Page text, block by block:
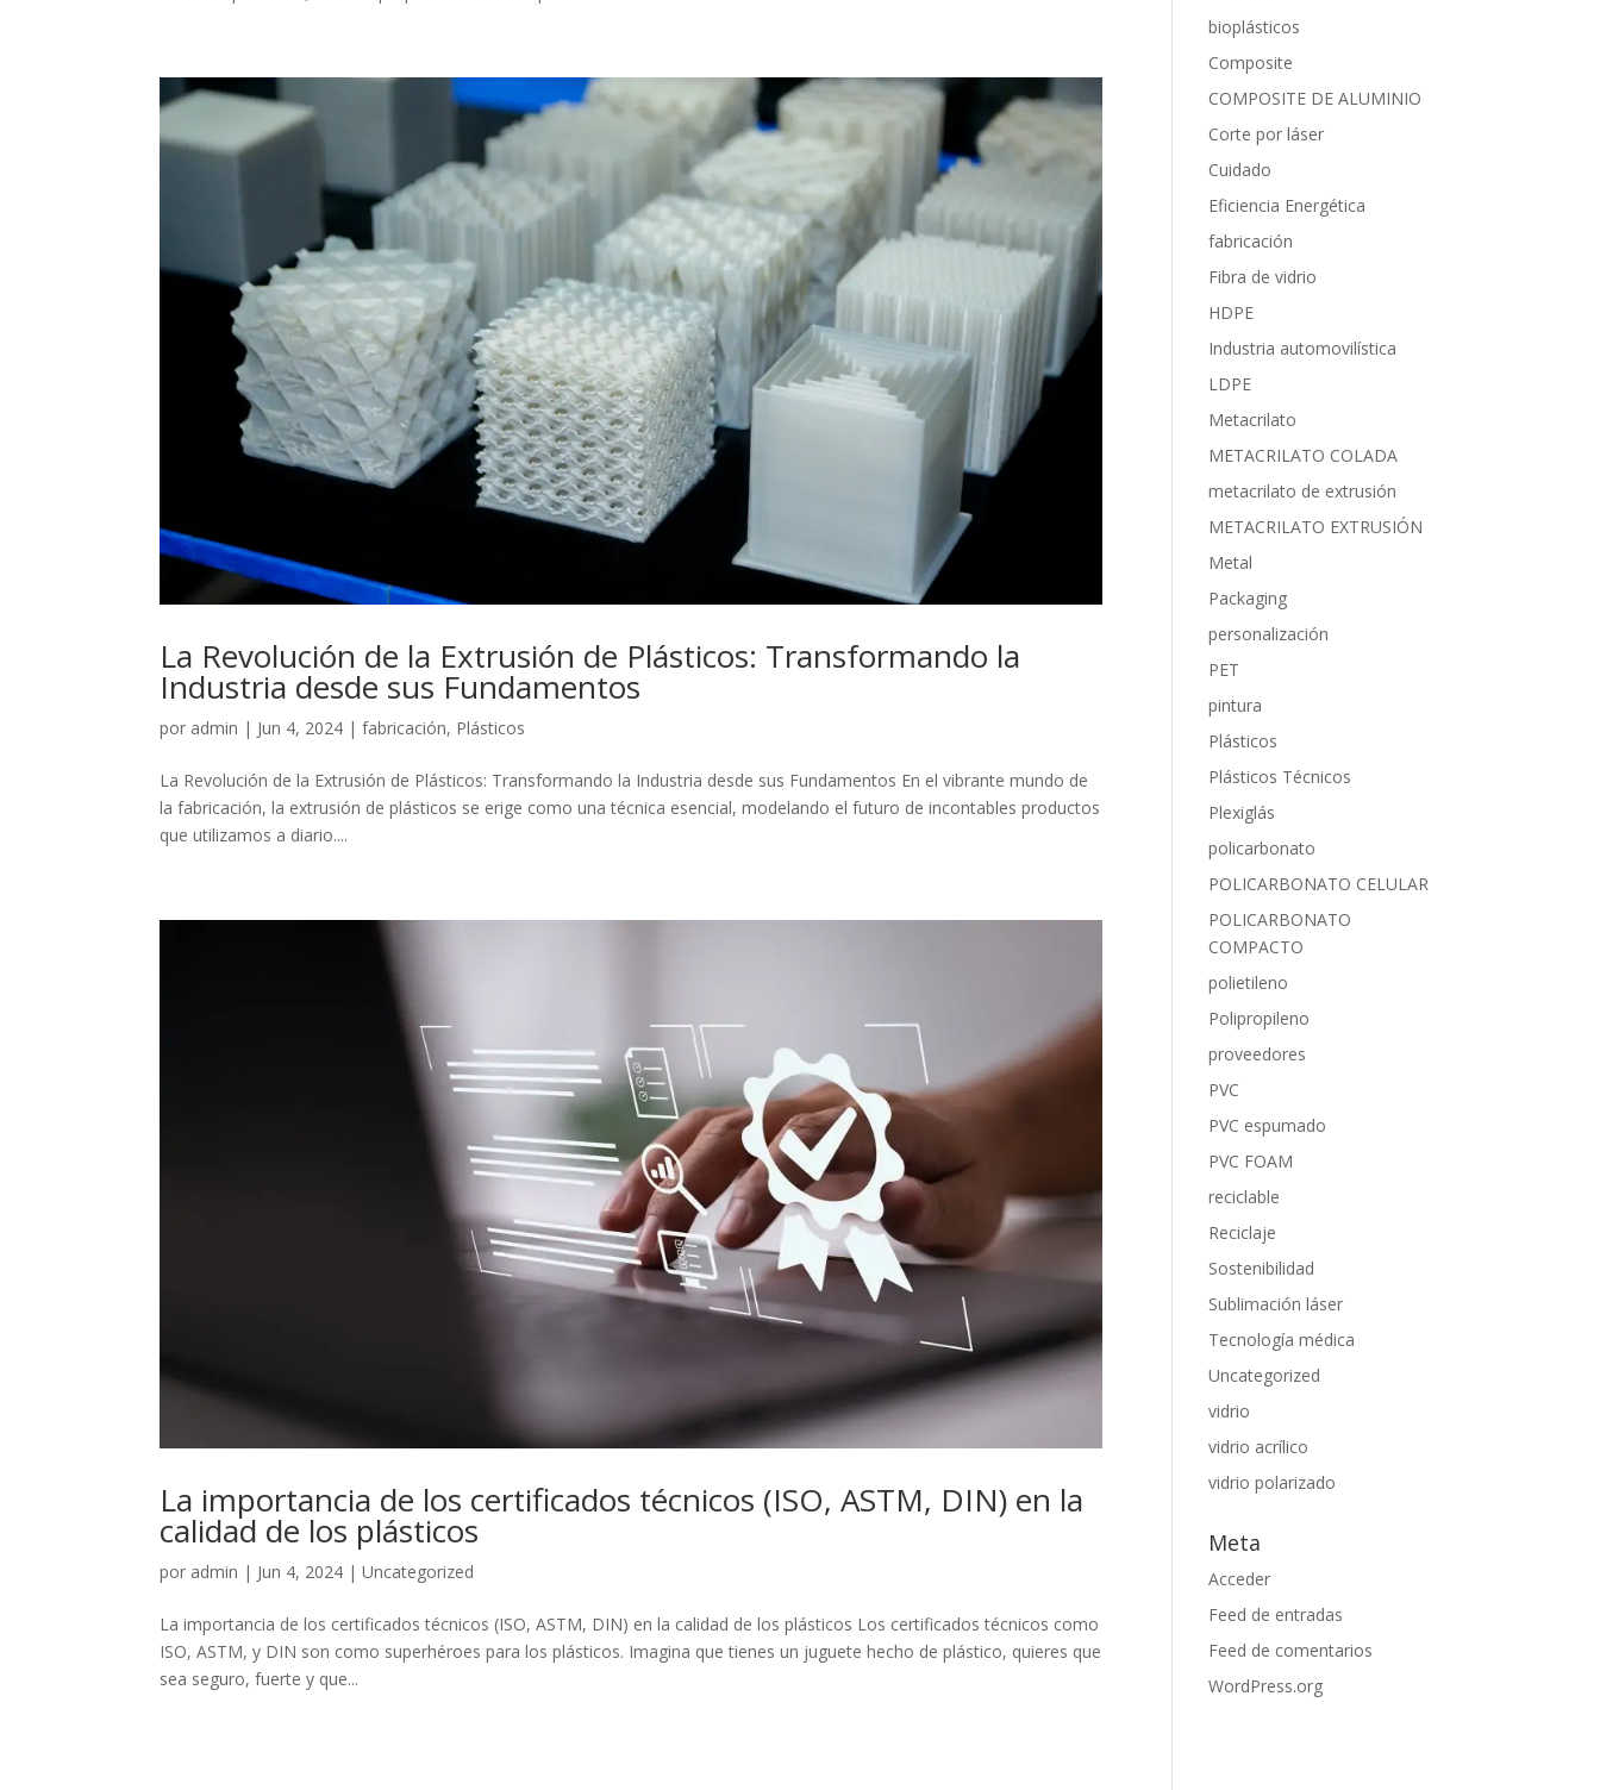
La Revolución de la Extrusión de Plásticos: Transformando la
Industria desde sus Fundamentos
por admin | Jun 4, 2024 |fabricación, Plásticos
La Revolución de la Extrusión de Plásticos: Transformando la Industria desde sus Fundamentos En el vibrante mundo de
la fabricación, la extrusión de plásticos se erige como una técnica esencial, modelando el futuro de incontables productos
que utilizamos a diario....
La importancia de los certificados técnicos (ISO, ASTM, DIN) en la
calidad de los plásticos
por admin | Jun 4, 2024 |Uncategorized
La importancia de los certificados técnicos (ISO, ASTM, DIN) en la calidad de los plásticos Los certificados técnicos como
ISO, ASTM, y DIN son como superhéroes para los plásticos. Imagina que tienes un juguete hecho de plástico, quieres que
sea seguro, fuerte y que...
bioplásticos
Composite
COMPOSITE DE ALUMINIO
Corte por láser
Cuidado
Eficiencia Energética
fabricación
Fibra de vidrio
HDPE
Industria automovilística
LDPE
Metacrilato
METACRILATO COLADA
metacrilato de extrusión
METACRILATO EXTRUSIÓN
Metal
Packaging
personalización
PET
pintura
Plásticos
Plásticos Técnicos
Plexiglás
policarbonato
POLICARBONATO CELULAR
POLICARBONATO
COMPACTO
polietileno
Polipropileno
proveedores
PVC
PVC espumado
PVC FOAM
reciclable
Reciclaje
Sostenibilidad
Sublimación láser
Tecnología médica
Uncategorized
vidrio
vidrio acrílico
vidrio polarizado
Meta
Acceder
Feed de entradas
Feed de comentarios
WordPress.org